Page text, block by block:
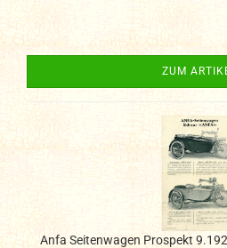
ZUM
Anfa Seitenwagen Prospekt